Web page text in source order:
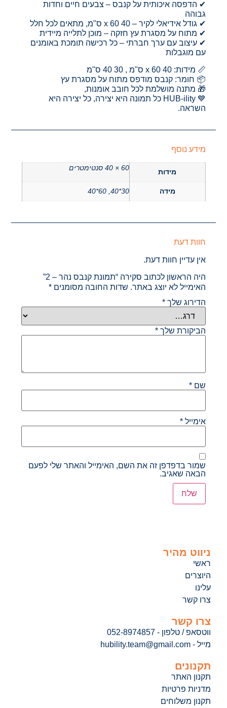
✔ הדפסה איכותית על קנבס – צבעים חיים וחדות
גבוהה
✔ גודל אידיאלי לקיר – 40 x 60 ס"מ, מתאים לכל חלל
✔ מתוח על מסגרת עץ חזקה – מוכן לתלייה מיידית
✔ עיצוב עם ערך חברתי – כל רכישה תומכת באומנים
עם מוגבלות
📏 מידות: 40 x 60 ס"מ , 30 40 ס"מ
📦 חומר: קנבס מודפס מתוח על מסגרת עץ
🎁 מתנה מושלמת לכל חובב אומנות,
💙 HUB-ility כל תמונה היא יצירה, כל יצירה היא
השראה.
מידע נוסף
מידות 60 × 40 סנטימטרים
מידה 30*40, 60*40
חוות דעת
אין עדיין חוות דעת.
היה הראשון לכתוב סקירה “תמונת קנבס נהר – 2”
האימייל לא יוצג באתר. שדות החובה מסומנים*
הדירוג שלך*
הביקורת שלך*
שם*
אימייל*
שמור בדפדפן זה את השם, האימייל והאתר שלי לפעם
הבאה שאגיב.
ניווט מהיר
ראשי
היוצרים
עלינו
צרו קשר
צרו קשר
ווטסאפ / טלפון - 052-8974857
מייל - hubility.team@gmail.com
תקנונים
תקנון האתר
מדניות פרטיות
תקנון משלוחים